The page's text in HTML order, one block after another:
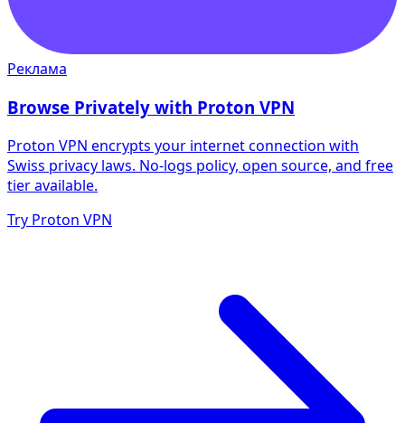
Реклама
Browse Privately with Proton VPN
Proton VPN encrypts your internet connection with
Swiss privacy laws. No-logs policy, open source, and free
tier available.
Try Proton VPN